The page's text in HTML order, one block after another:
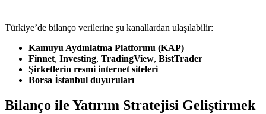
Türkiye’de bilanço verilerine şu kanallardan ulaşılabilir:
Kamuyu Aydınlatma Platformu (KAP)
Finnet, Investing, TradingView, BistTrader
Şirketlerin resmi internet siteleri
Borsa İstanbul duyuruları
Bilanço ile Yatırım Stratejisi Geliştirmek